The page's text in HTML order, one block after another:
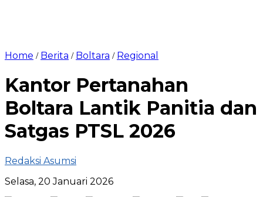
Home / Berita / Boltara / Regional
‎Kantor Pertanahan
Boltara Lantik Panitia dan
Satgas PTSL 2026
Redaksi Asumsi
Selasa, 20 Januari 2026